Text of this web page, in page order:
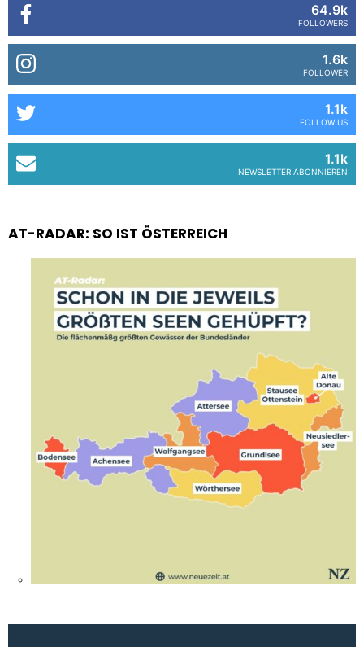
64.9k
FOLLOWERS
1.6k
FOLLOWER
1.1k
FOLLOW US
1.1k
NEWSLETTER ABONNIEREN
AT-RADAR: SO IST ÖSTERREICH